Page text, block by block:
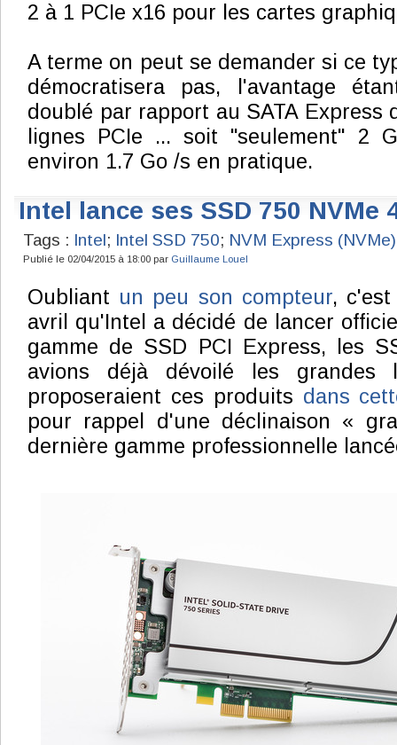
2 à 1 PCIe x16 pour les cartes
A terme on peut se demander si ce
démocratisera pas, l'avantage
doublé par rapport au SATA Express
lignes PCIe ... soit "seulement" 2
environ 1.7 Go /s en pratique.
Intel lance ses SSD 750 NVMe
Tags : Intel; Intel SSD 750; NVM Express (NVMe)
Publié le 02/04/2015 à 18:00 par Guillaume Louel
Oubliant un peu son compteur, c'est
avril qu'Intel a décidé de lancer
gamme de SSD PCI Express, les
avions déjà dévoilé les
proposeraient ces produits dans
pour rappel d'une déclinaison «
dernière gamme professionnelle